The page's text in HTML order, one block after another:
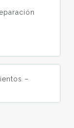
–